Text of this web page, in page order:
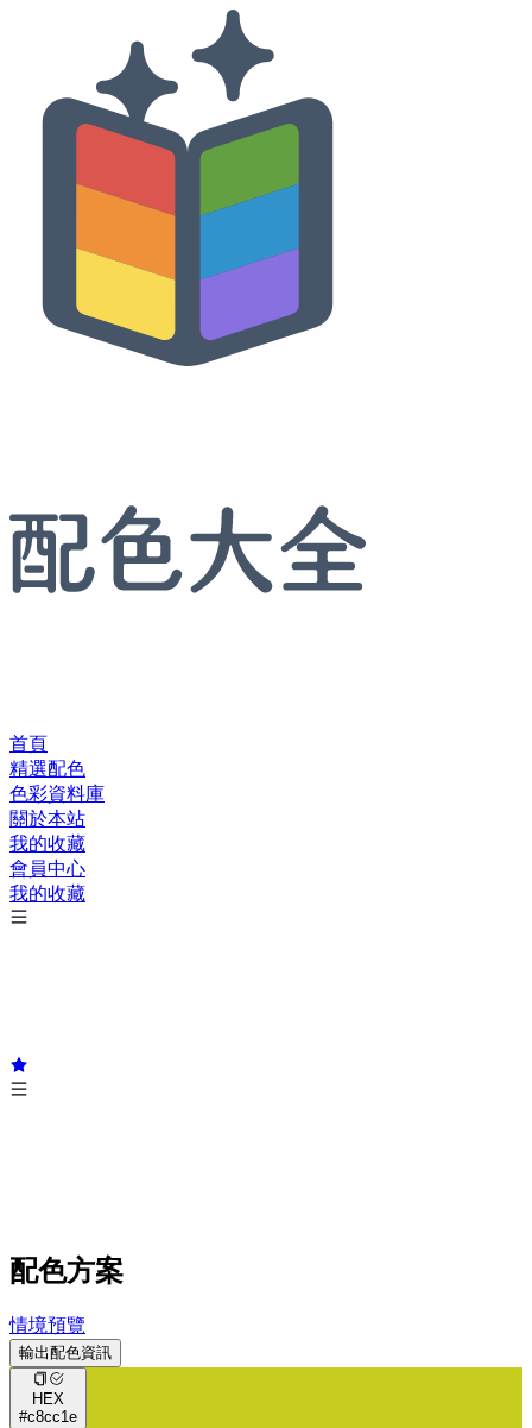
首頁
精選配色
色彩資料庫
關於本站
我的收藏
會員中心
我的收藏
配色方案
情境預覽
輸出配色資訊
HEX
#c8cc1e